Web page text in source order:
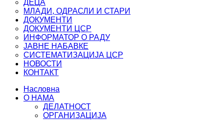
ДЕЦА
МЛАДИ, ОДРАСЛИ И СТАРИ
ДОКУМЕНТИ
ДОКУМЕНТИ ЦСР
ИНФОРМАТОР О РАДУ
ЈАВНЕ НАБАВКЕ
СИСТЕМАТИЗАЦИЈА ЦСР
НОВОСТИ
КОНТАКТ
Насловна
О НАМА
ДЕЛАТНОСТ
ОРГАНИЗАЦИЈА